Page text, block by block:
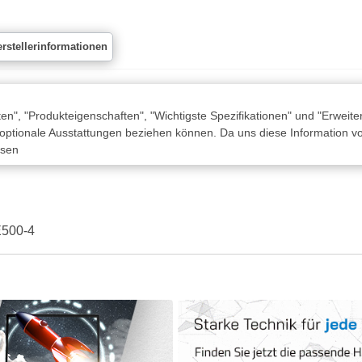
"Produkteigenschaften", "Wichtigste Spezifikationen" und
Ausstattungen beziehen können. Da uns diese Information
4